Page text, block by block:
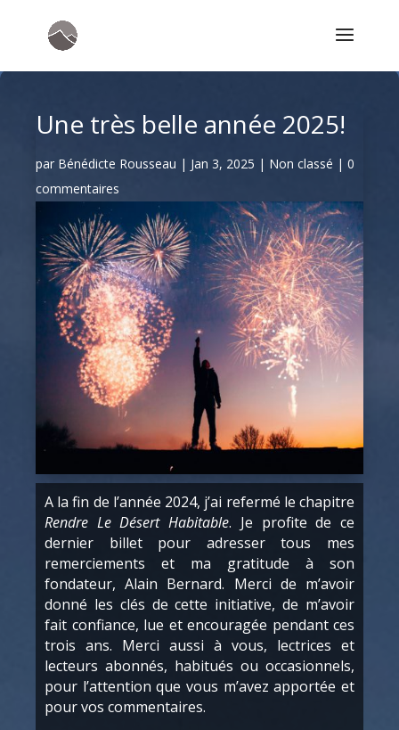
Une très belle année 2025!
par Bénédicte Rousseau | Jan 3, 2025 | Non classé | 0
commentaires
A la fin de l’année 2024, j’ai refermé le chapitre
Rendre Le Désert Habitable. Je profite de ce
dernier billet pour adresser tous mes
remerciements et ma gratitude à son
fondateur, Alain Bernard. Merci de m’avoir
donné les clés de cette initiative, de m’avoir
fait confiance, lue et encouragée pendant ces
trois ans. Merci aussi à vous, lectrices et
lecteurs abonnés, habitués ou occasionnels,
pour l’attention que vous m’avez apportée et
pour vos commentaires.